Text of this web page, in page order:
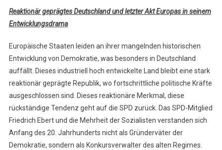
Reaktionär geprägtes Deutschland und letzter Akt Europas in seinem
Entwicklungsdrama
Europäische Staaten leiden an ihrer mangelnden historischen
Entwicklung von Demokratie, was besonders in Deutschland
auffällt. Dieses industriell hoch entwickelte Land bleibt eine stark
reaktionär geprägte Republik, wo fortschrittliche politische Kräfte
ausgeschlossen sind. Dieses reaktionäre Merkmal, diese
rückständige Tendenz geht auf die SPD zurück. Das SPD-Mitglied
Friedrich Ebert und die Mehrheit der Sozialisten verstanden sich
Anfang des 20. Jahrhunderts nicht als Gründerväter der
Demokratie, sondern als Konkursverwalter des alten Regimes.